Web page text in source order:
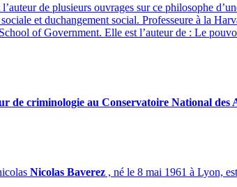
de plusieurs ouvrages sur ce philosophe
et duchangement social. Professeure à la
of Government. Elle est l’auteur de : Le
de criminologie au Conservatoire National
Nicolas Baverez , né le 8 mai 1961 à Lyon,